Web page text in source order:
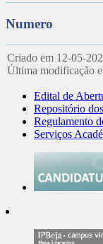
Numero
Criado em 12-05-
Última modificação
Edital de
Repositório
Regulamento
Serviços